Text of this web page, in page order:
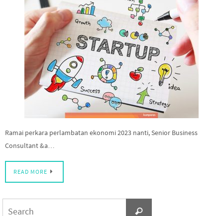
Ramai perkara perlambatan ekonomi 2023 nanti, Senior Business
Consultant &a…
READ MORE
Search